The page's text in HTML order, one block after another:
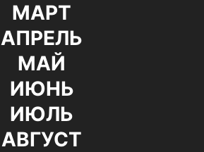
МАРТ
АПРЕЛЬ
МАЙ
ИЮНЬ
ИЮЛЬ
АВГУСТ